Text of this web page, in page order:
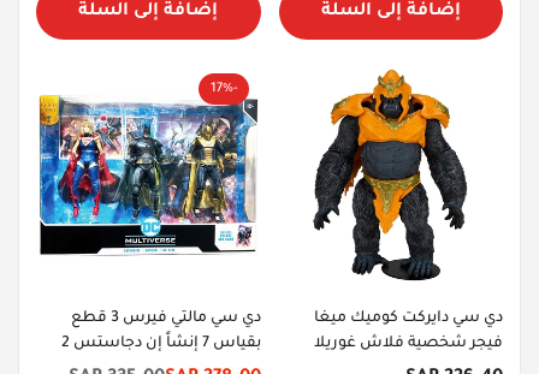
إضافة إلى السلة إضافة إلى السلة
دي سي دايركت كوميك ميغا
فيجر شخصية فلاش غوريلا
جرود
-17%
دي سي مالتي فيرس 3 قطع
بقياس 7 إنشاً إن دجاستس 2
(باتمان/د.فيت/ سوبرغيرل).